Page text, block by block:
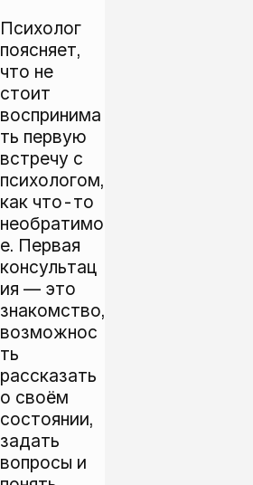
Психолог
поясняет,
что не
стоит
воспринима
ть первую
встречу с
психологом,
как что-то
необратимо
е. Первая
консультац
ия — это
знакомство,
возможнос
ть
рассказать
о своём
состоянии,
задать
вопросы и